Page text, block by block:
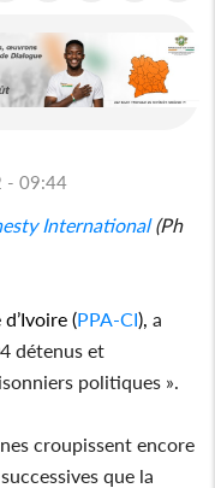
- 09:44
International(Ph
(PPA-CI),a
détenus et
politiques ».
croupissent encore
que la